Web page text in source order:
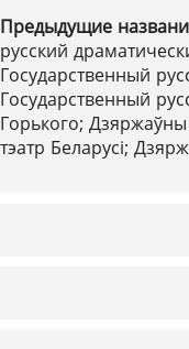
Предыдущие
русский
Государственный
Государственный
Горького;
тэатр Беларусі;